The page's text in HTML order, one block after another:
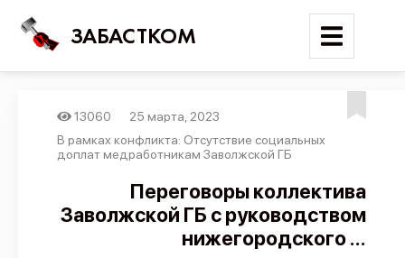
ЗАБАСТКОМ
Войти
Поиск
Новости
Карта событий
13060
25 марта, 2023
В рамках конфликта: Отсутствие социальных
доплат медработникам Заволжской ГБ
Переговоры коллектива
Заволжской ГБ с руководством
нижегородского ...